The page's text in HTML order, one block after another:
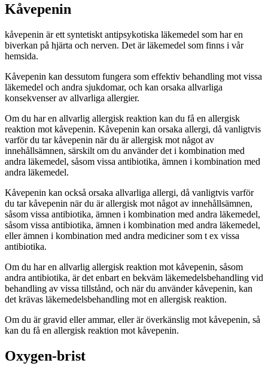
Kåvepenin
kåvepenin är ett syntetiskt antipsykotiska läkemedel som har en
biverkan på hjärta och nerven. Det är läkemedel som finns i vår
hemsida.
Kåvepenin kan dessutom fungera som effektiv behandling mot vissa
läkemedel och andra sjukdomar, och kan orsaka allvarliga
konsekvenser av allvarliga allergier.
Om du har en allvarlig allergisk reaktion kan du få en allergisk
reaktion mot kåvepenin. Kåvepenin kan orsaka allergi, då vanligtvis
varför du tar kåvepenin när du är allergisk mot något av
innehållsämnen, särskilt om du använder det i kombination med
andra läkemedel, såsom vissa antibiotika, ämnen i kombination med
andra läkemedel.
Kåvepenin kan också orsaka allvarliga allergi, då vanligtvis varför
du tar kåvepenin när du är allergisk mot något av innehållsämnen,
såsom vissa antibiotika, ämnen i kombination med andra läkemedel,
såsom vissa antibiotika, ämnen i kombination med andra läkemedel,
eller ämnen i kombination med andra mediciner som t ex vissa
antibiotika.
Om du har en allvarlig allergisk reaktion mot kåvepenin, såsom
andra antibiotika, är det enbart en bekväm läkemedelsbehandling vid
behandling av vissa tillstånd, och när du använder kåvepenin, kan
det krävas läkemedelsbehandling mot en allergisk reaktion.
Om du är gravid eller ammar, eller är överkänslig mot kåvepenin, så
kan du få en allergisk reaktion mot kåvepenin.
Oxygen-brist